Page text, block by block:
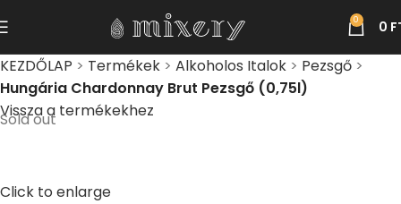
0 0
KEZDŐLAP > Termékek > Alkoholos Italok > Pezsgő >
Hungária Chardonnay Brut Pezsgő (0,75l)
Vissza a termékekhez
Sold out
Click to enlarge